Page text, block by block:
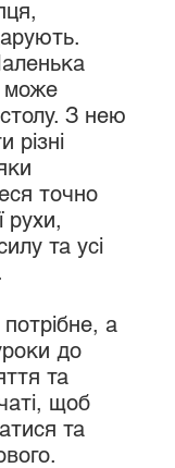
може
З нею
різні
точно
рухи,
та усі
а
до
та
щоб
та